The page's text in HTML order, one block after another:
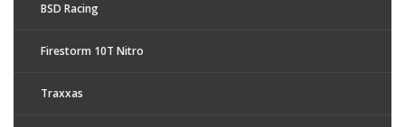
BSD Racing
Firestorm 10T Nitro
Traxxas